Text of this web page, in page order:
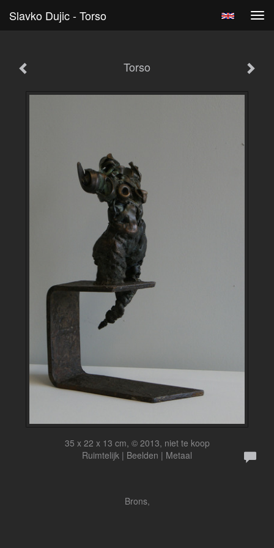
Slavko Dujic - Torso
Torso
35 x 22 x 13 cm, © 2013, niet te koop
Ruimtelijk | Beelden | Metaal
Brons,